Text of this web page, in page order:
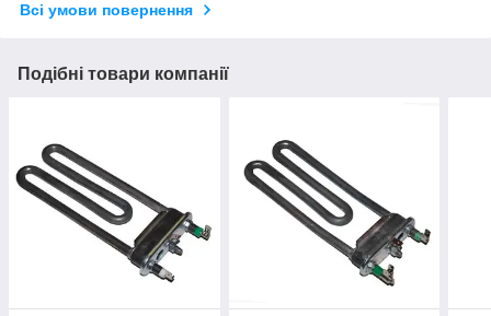
Всі умови повернення
Подібні товари компанії